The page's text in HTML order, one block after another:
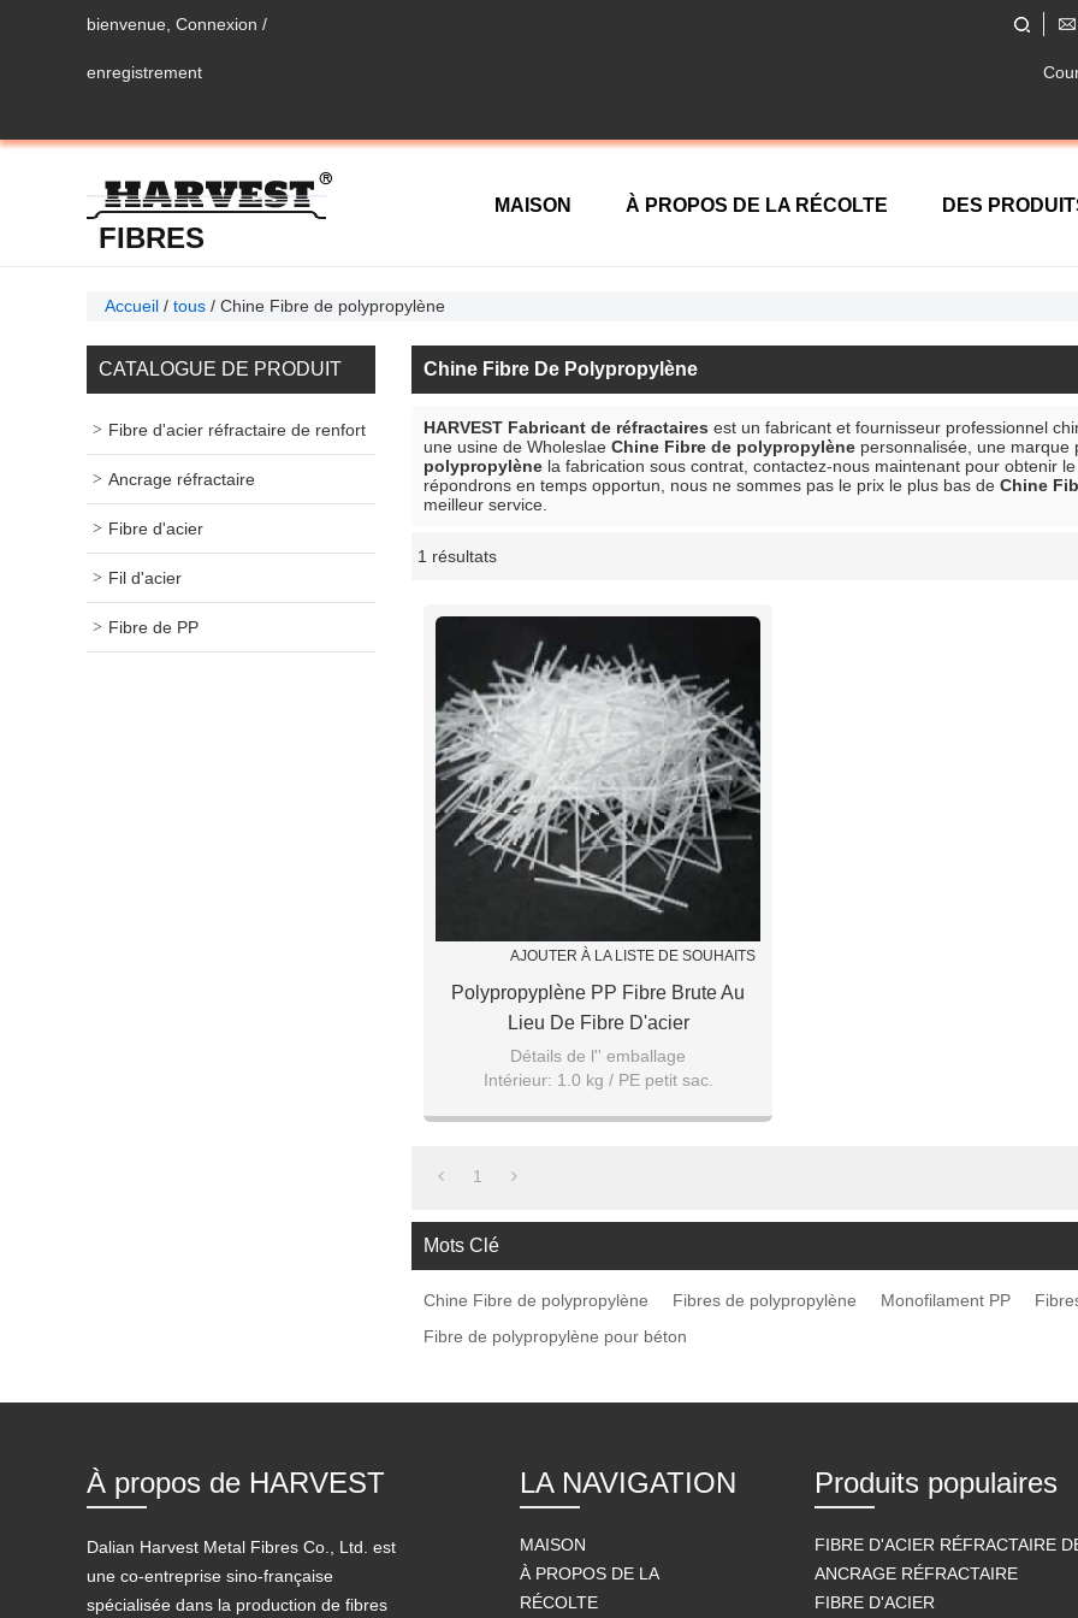
bienvenue, Connexion /
enregistrement
FIBRES
MAISON À PROPOS DE LA RÉCOLTE DES
Accueil / tous / Chine Fibre de polypropylène
CATALOGUE DE PRODUIT
Fibre d'acier réfractaire de renfort
Ancrage réfractaire
Fibre d'acier
Fil d'acier
Fibre de PP
Chine Fibre De Polypropylène
HARVEST Fabricant de réfractaires est un fabricant et fournisseur professionnel
une usine de Wholeslae Chine Fibre de polypropylène personnalisée, une marque
polypropylène la fabrication sous contrat, contactez-nous maintenant pour obtenir
répondrons en temps opportun, nous ne sommes pas le prix le plus bas de Chine
meilleur service.
1 résultats
AJOUTER À LA LISTE DE SOUHAITS
Polypropyplène PP Fibre Brute Au
Lieu De Fibre D'acier
Détails de l'' emballage
Intérieur: 1.0 kg / PE petit sac.
1
Mots Clé
Chine Fibre de polypropylène Fibres de polypropylène Monofilament PP
Fibre de polypropylène pour béton
À propos de HARVEST
Dalian Harvest Metal Fibres Co., Ltd. est
une co-entreprise sino-française
spécialisée dans la production de fibres
LA NAVIGATION
MAISON
À PROPOS DE LA
RÉCOLTE
Produits populaires
FIBRE D'ACIER RÉFRACTAIRE
ANCRAGE RÉFRACTAIRE
FIBRE D'ACIER